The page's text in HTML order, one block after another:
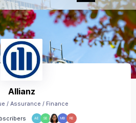
Allianz
AE SE MB RE
/ Assurance / Finance
Générale
Marchés actions
Assurance Economie